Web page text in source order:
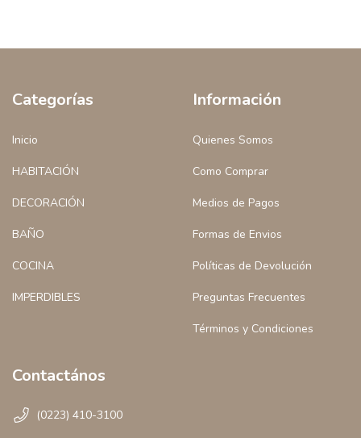
Categorías
Inicio
HABITACIÓN
DECORACIÓN
BAÑO
COCINA
IMPERDIBLES
Información
Quienes Somos
Como Comprar
Medios de Pagos
Formas de Envios
Políticas de Devolución
Preguntas Frecuentes
Términos y Condiciones
Contactános
(0223) 410-3100